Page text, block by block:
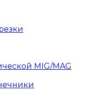
MIG/MAG